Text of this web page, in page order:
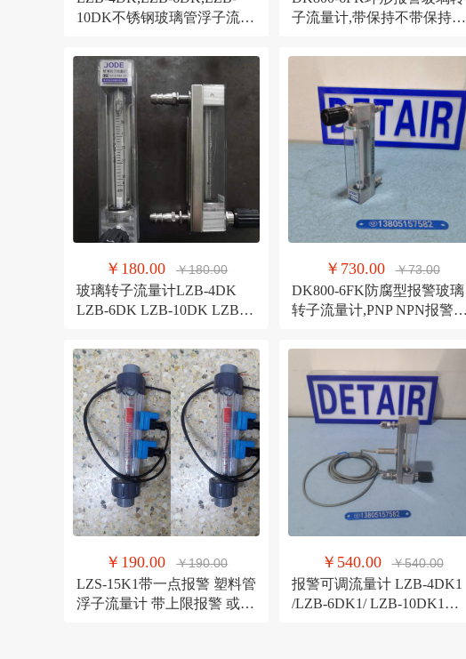
10DK不锈钢玻璃管浮子流量
子流量计,带保持不带保持两
流量计
￥180.00 ￥180.00
玻璃转子流量计LZB-4DK
LZB-6DK LZB-10DK LZB-
￥730.00 ￥73.00
DK800-6FK防腐型报警玻璃
转子流量计,PNP NPN报警信
￥190.00 ￥190.00
LZS-15K1带一点报警 塑料管
浮子流量计 带上限报警 或者
￥540.00 ￥540.00
报警可调流量计 LZB-4DK1
/LZB-6DK1/ LZB-10DK1不